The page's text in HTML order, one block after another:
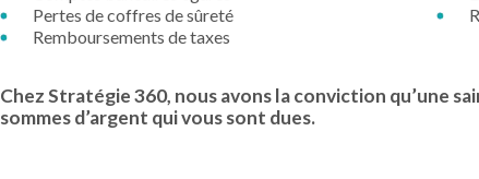
Pertes de coffres de sûreté
Remboursements de taxes
Chez Stratégie 360, nous avons la conviction qu’une
sommes d’argent qui vous sont dues.